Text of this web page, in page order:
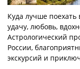
Куда лучше поехать
удачу, любовь,
Астрологический
России,
экскурсий и